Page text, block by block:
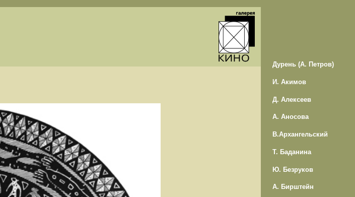
Дурень (А. Петров)
И. Акимов
Д. Алексеев
А. Аносова
В.Архангельский
Т. Баданина
Ю. Безруков
А. Бирштейн